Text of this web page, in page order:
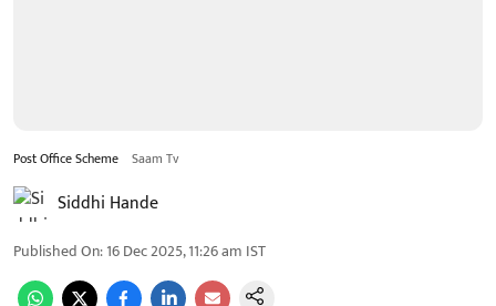
Post Office Scheme Saam Tv
Siddhi Hande
Published On:16 Dec 2025, 11:26 am IST